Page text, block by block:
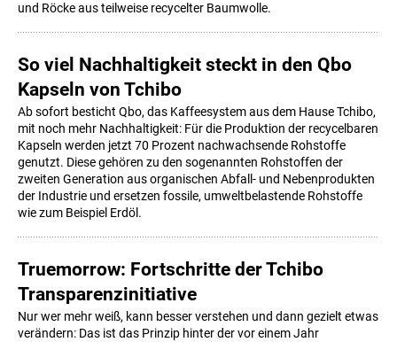
und Röcke aus teilweise recycelter Baumwolle.
So viel Nachhaltigkeit steckt in den Qbo
Kapseln von Tchibo
Ab sofort besticht Qbo, das Kaffeesystem aus dem Hause Tchibo,
mit noch mehr Nachhaltigkeit: Für die Produktion der recycelbaren
Kapseln werden jetzt 70 Prozent nachwachsende Rohstoffe
genutzt. Diese gehören zu den sogenannten Rohstoffen der
zweiten Generation aus organischen Abfall- und Nebenprodukten
der Industrie und ersetzen fossile, umweltbelastende Rohstoffe
wie zum Beispiel Erdöl.
Truemorrow: Fortschritte der Tchibo
Transparenzinitiative
Nur wer mehr weiß, kann besser verstehen und dann gezielt etwas
verändern: Das ist das Prinzip hinter der vor einem Jahr